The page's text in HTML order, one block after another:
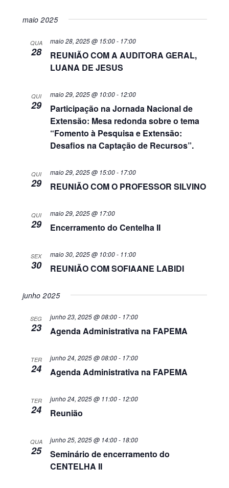
de
Eventos
visual
a
maio 2025
QUA
28
REUNIÃO COM A AUDITORA GERAL,
LUANA DE JESUS
maio 28, 2025 @ 15:00- 17:00
QUI
29
Participação na Jornada Nacional de
Extensão: Mesa redonda sobre o tema
“Fomento à Pesquisa e Extensão:
Desafios na Captação de Recursos”.
maio 29, 2025 @ 10:00- 12:00
QUI
29 REUNIÃO COM O PROFESSOR SILVINO
maio 29, 2025 @ 15:00- 17:00
QUI
29 Encerramento do Centelha II
maio 29, 2025 @ 17:00
SEX
30 REUNIÃO COM SOFIAANE LABIDI
maio 30, 2025 @ 10:00- 11:00
junho 2025
SEG
23 Agenda Administrativa na FAPEMA
junho 23, 2025 @ 08:00- 17:00
TER
24 Agenda Administrativa na FAPEMA
junho 24, 2025 @ 08:00- 17:00
TER
24 Reunião
junho 24, 2025 @ 11:00- 12:00
QUA
25
Seminário de encerramento do
CENTELHA II
junho 25, 2025 @ 14:00- 18:00